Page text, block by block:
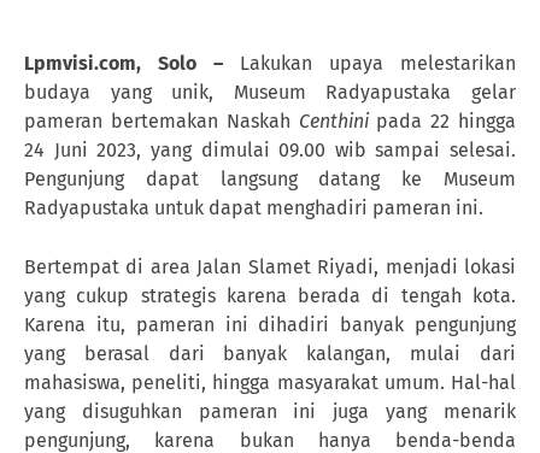
Lpmvisi.com, Solo – Lakukan upaya melestarikan
budaya yang unik, Museum Radyapustaka gelar
pameran bertemakan Naskah Centhini pada 22 hingga
24 Juni 2023, yang dimulai 09.00 wib sampai selesai.
Pengunjung dapat langsung datang ke Museum
Radyapustaka untuk dapat menghadiri pameran ini.
Bertempat di area Jalan Slamet Riyadi, menjadi lokasi
yang cukup strategis karena berada di tengah kota.
Karena itu, pameran ini dihadiri banyak pengunjung
yang berasal dari banyak kalangan, mulai dari
mahasiswa, peneliti, hingga masyarakat umum. Hal-hal
yang disuguhkan pameran ini juga yang menarik
pengunjung, karena bukan hanya benda-benda